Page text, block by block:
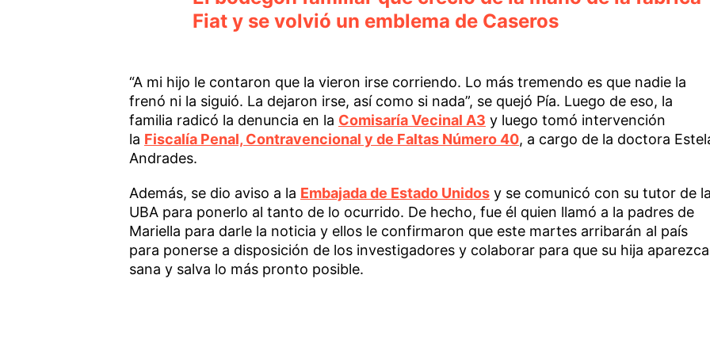
Fiat y se volvió un emblema de Caseros
“A mi hijo le contaron que la vieron irse corriendo. Lo más tremendo es que nadie la
frenó ni la siguió. La dejaron irse, así como si nada”, se quejó Pía. Luego de eso, la
familia radicó la denuncia en la Comisaría Vecinal A3 y luego tomó intervención
la Fiscalía Penal, Contravencional y de Faltas Número 40, a cargo de la doctora
Andrades.
Además, se dio aviso a la Embajada de Estado Unidosy se comunicó con su tutor de
UBA para ponerlo al tanto de lo ocurrido. De hecho, fue él quien llamó a la padres de
Mariella para darle la noticia y ellos le confirmaron que este martes arribarán al país
para ponerse a disposición de los investigadores y colaborar para que su hija aparezca
sana y salva lo más pronto posible.